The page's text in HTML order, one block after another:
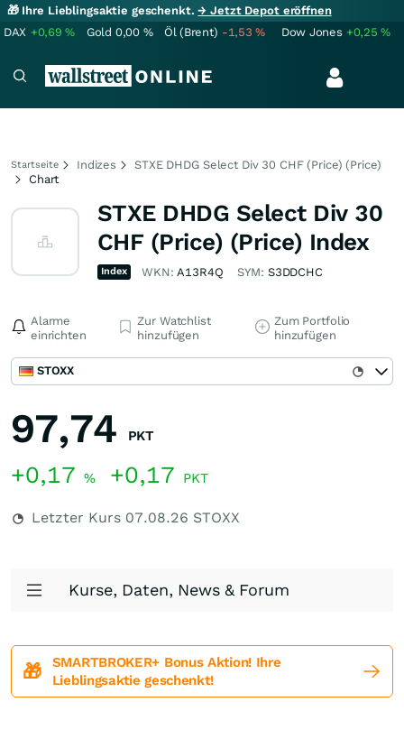
🎁 Ihre Lieblingsaktie geschenkt.→ Jetzt Depot eröffnen
DAX +0,69% Gold 0,00 % Öl (Brent) -1,53% Dow Jones +0,25%
Startseite Indizes
STXE DHDG Select Div 30 CHF (Price) (Price)
Chart
STXE DHDG Select Div 30
CHF (Price) (Price) Index
Index WKN:A13R4Q SYM: S3DDCHC
Alarme
einrichten
Zur Watchlist
hinzufügen
Zum Portfolio
hinzufügen
STOXX
97,74 PKT
+0,17 % +0,17 PKT
Letzter Kurs 07.08.26 STOXX
Kurse, Daten, News & Forum
🎁
SMARTBROKER+ Bonus Aktion! Ihre
Lieblingsaktie geschenkt!